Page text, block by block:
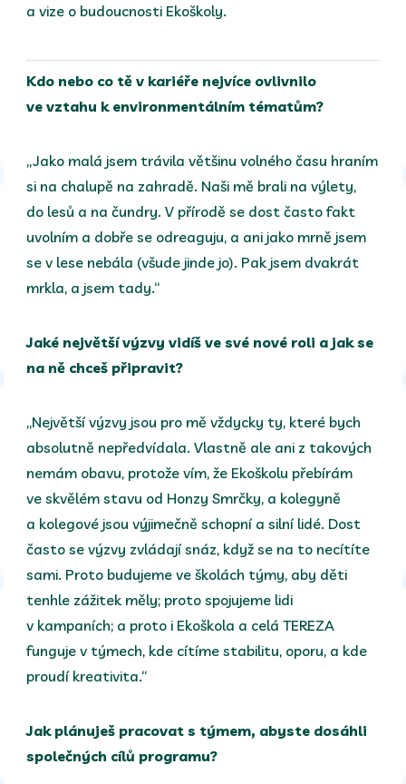
a vize o budoucnosti Ekoškoly.
Kdo nebo co tě v kariéře nejvíce ovlivnilo
ve vztahu k environmentálním tématům?
„Jako malá jsem trávila většinu volného času hraním
si na chalupě na zahradě. Naši mě brali na výlety,
do lesů a na čundry. V přírodě se dost často fakt
uvolním a dobře se odreaguju, a ani jako mrně jsem
se v lese nebála (všude jinde jo). Pak jsem dvakrát
mrkla, a jsem tady.“
Jaké největší výzvy vidíš ve své nové roli a jak se
na ně chceš připravit?
„Největší výzvy jsou pro mě vždycky ty, které bych
absolutně nepředvídala. Vlastně ale ani z takových
nemám obavu, protože vím, že Ekoškolu přebírám
ve skvělém stavu od Honzy Smrčky, a kolegyně
a kolegové jsou výjimečně schopní a silní lidé. Dost
často se výzvy zvládají snáz, když se na to necítíte
sami. Proto budujeme ve školách týmy, aby děti
tenhle zážitek měly; proto spojujeme lidi
v kampaních; a proto i Ekoškola a celá TEREZA
funguje v týmech, kde cítíme stabilitu, oporu, a kde
proudí kreativita.“
Jak plánuješ pracovat s týmem, abyste dosáhli
společných cílů programu?